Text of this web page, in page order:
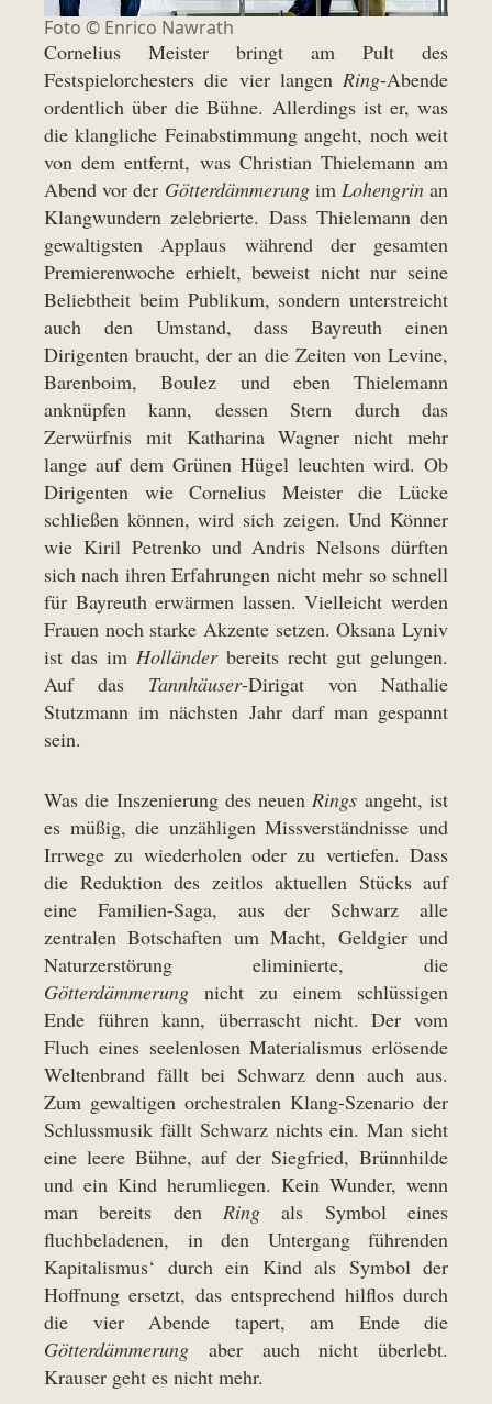
Foto © Enrico Nawrath
Cornelius Meister bringt am Pult des
Festspielorchesters die vier langen Ring-Abende
ordentlich über die Bühne. Allerdings ist er, was
die klangliche Feinabstimmung angeht, noch weit
von dem entfernt, was Christian Thielemann am
Abend vor der Götterdämmerungim Lohengrinan
Klangwundern zelebrierte. Dass Thielemann den
gewaltigsten Applaus während der gesamten
Premierenwoche erhielt, beweist nicht nur seine
Beliebtheit beim Publikum, sondern unterstreicht
auch den Umstand, dass Bayreuth einen
Dirigenten braucht, der an die Zeiten von Levine,
Barenboim, Boulez und eben Thielemann
anknüpfen kann, dessen Stern durch das
Zerwürfnis mit Katharina Wagner nicht mehr
lange auf dem Grünen Hügel leuchten wird. Ob
Dirigenten wie Cornelius Meister die Lücke
schließen können, wird sich zeigen. Und Könner
wie Kiril Petrenko und Andris Nelsons dürften
sich nach ihren Erfahrungen nicht mehr so schnell
für Bayreuth erwärmen lassen. Vielleicht werden
Frauen noch starke Akzente setzen. Oksana Lyniv
ist das im Holländerbereits recht gut gelungen.
Auf das Tannhäuser-Dirigat von Nathalie
Stutzmann im nächsten Jahr darf man gespannt
sein.
Was die Inszenierung des neuenRings angeht, ist
es müßig, die unzähligen Missverständnisse und
Irrwege zu wiederholen oder zu vertiefen. Dass
die Reduktion des zeitlos aktuellen Stücks auf
eine Familien-Saga, aus der Schwarz alle
zentralen Botschaften um Macht, Geldgier und
Naturzerstörung eliminierte, die
Götterdämmerung nicht zu einem schlüssigen
Ende führen kann, überrascht nicht. Der vom
Fluch eines seelenlosen Materialismus erlösende
Weltenbrand fällt bei Schwarz denn auch aus.
Zum gewaltigen orchestralen Klang-Szenario der
Schlussmusik fällt Schwarz nichts ein. Man sieht
eine leere Bühne, auf der Siegfried, Brünnhilde
und ein Kind herumliegen. Kein Wunder, wenn
man bereits den Ring als Symbol eines
fluchbeladenen, in den Untergang führenden
Kapitalismus‘ durch ein Kind als Symbol der
Hoffnung ersetzt, das entsprechend hilflos durch
die vier Abende tapert, am Ende die
Götterdämmerung aber auch nicht überlebt.
Krauser geht es nicht mehr.